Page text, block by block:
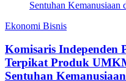
Ekonomi Bisnis
Komisaris Independen
Terpikat Produk
Sentuhan